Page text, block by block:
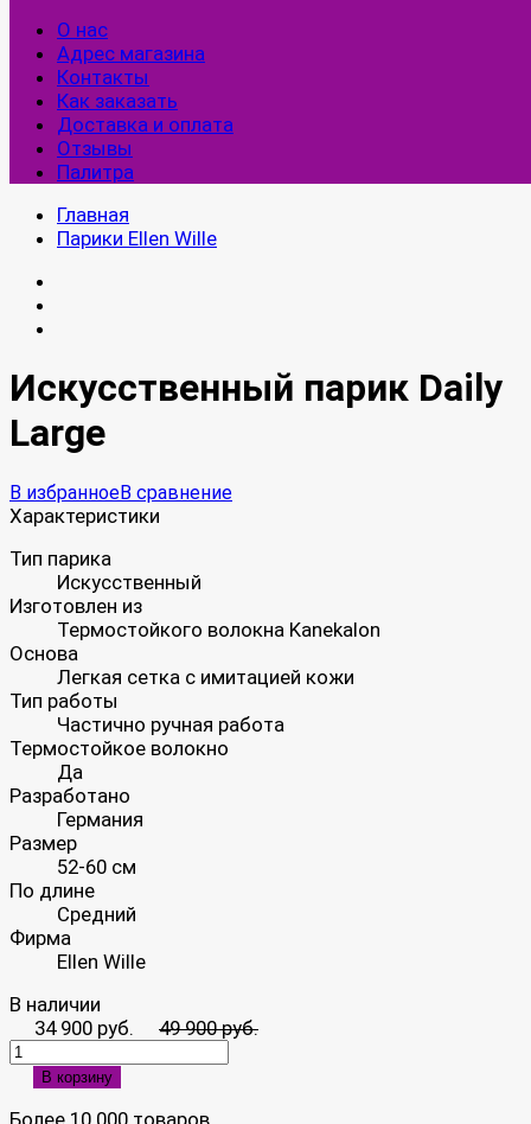
О нас
Адрес магазина
Контакты
Как заказать
Доставка и оплата
Отзывы
Палитра
Главная
Парики Ellen Wille
Искусственный парик Daily
Large
В избранноеВ сравнение
Характеристики
Тип парика
Искусственный
Изготовлен из
Термостойкого волокна Kanekalon
Основа
Легкая сетка с имитацией кожи
Тип работы
Частично ручная работа
Термостойкое волокно
Да
Разработано
Германия
Размер
52-60 см
По длине
Средний
Фирма
Ellen Wille
В наличии
34 900 руб.
49 900 руб.
В корзину
Более 10 000 товаров